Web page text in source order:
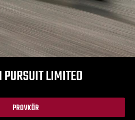
LIMITED
PROVKÖR